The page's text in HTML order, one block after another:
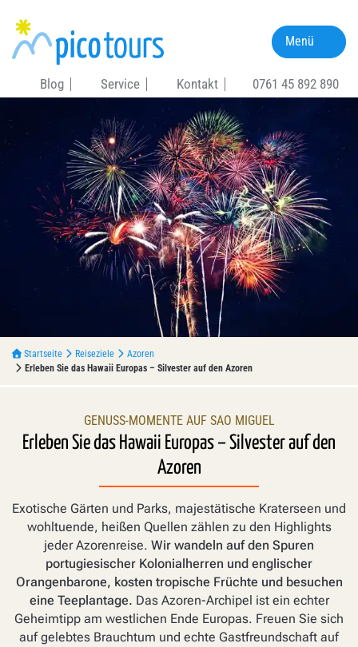
Blog Service Kontakt 0761 45 892 890
Menü
Startseite Reiseziele
Azoren
Erleben Sie das Hawaii Europas – Silvester auf den Azoren
Erleben Sie das Hawaii Europas – Silvester auf den
Azoren
GENUSS-MOMENTE AUF SAO MIGUEL
Exotische Gärten und Parks, majestätische Kraterseen und
wohltuende, heißen Quellen zählen zu den Highlights
jeder Azorenreise. Wir wandeln auf den Spuren
portugiesischer Kolonialherren und englischer
Orangenbarone, kosten tropische Früchte und besuchen
eine Teeplantage. Das Azoren-Archipel ist ein echter
Geheimtipp am westlichen Ende Europas. Freuen Sie sich
auf gelebtes Brauchtum und echte Gastfreundschaft auf